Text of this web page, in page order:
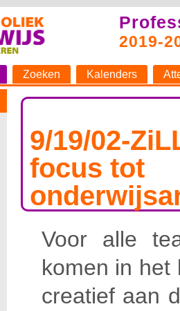
2019-
Zoeken Kalenders
9/19/02-
focus tot
Voor alle
komen in het
creatief aan